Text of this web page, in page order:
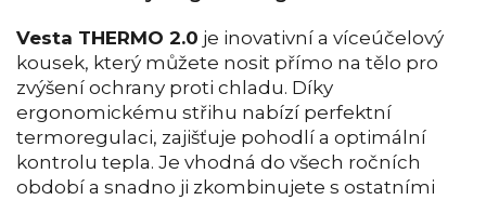
Vesta THERMO 2.0 je inovativní a víceúčelový
kousek, který můžete nosit přímo na tělo pro
zvýšení ochrany proti chladu. Díky
ergonomickému střihu nabízí perfektní
termoregulaci, zajišťuje pohodlí a optimální
kontrolu tepla. Je vhodná do všech ročních
období a snadno ji zkombinujete s ostatními